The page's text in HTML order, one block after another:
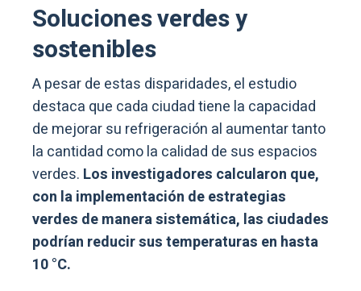
Soluciones verdes y
sostenibles
A pesar de estas disparidades, el estudio
destaca que cada ciudad tiene la capacidad
de mejorar su refrigeración al aumentar tanto
la cantidad como la calidad de sus espacios
verdes. Los investigadores calcularon que,
con la implementación de estrategias
verdes de manera sistemática, las ciudades
podrían reducir sus temperaturas en hasta
10 °C.